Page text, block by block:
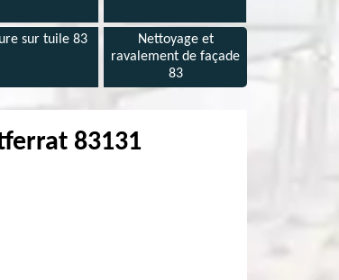
sur tuile 83
Nettoyage et
ravalement de façade
83
83131